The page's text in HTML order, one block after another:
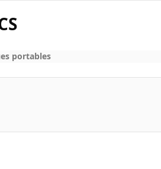
portables